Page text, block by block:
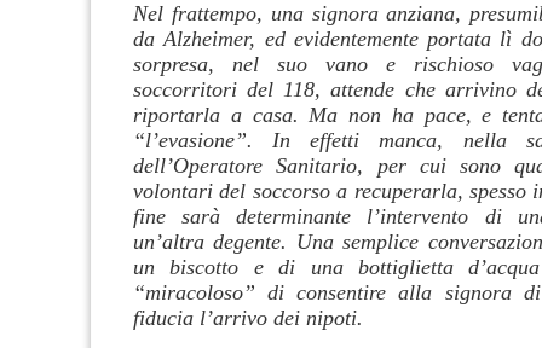
Nel frattempo, una signora anziana,
da Alzheimer, ed evidentemente portata lì
sorpresa, nel suo vano e rischioso
soccorritori del 118, attende che arrivino
riportarla a casa. Ma non ha pace, e
“l’evasione”. In effetti manca, nella
dell’Operatore Sanitario, per cui sono
volontari del soccorso a recuperarla, spesso
fine sarà determinante l’intervento di
un’altra degente. Una semplice
un biscotto e di una bottiglietta
“miracoloso” di consentire alla signora
fiducia l’arrivo dei nipoti.